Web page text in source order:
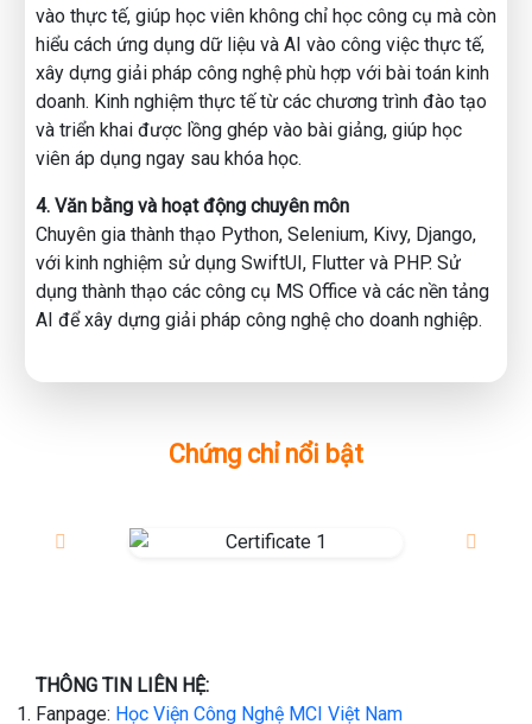
✅ Kết nối với cộng đồng những người trong cùng lĩnh vực,
nhận được sự giúp đỡ của người bạn đồng hành trên cùng
một con đường.
Đừng bỏ lỡ cơ hội được học hỏi và thử thách bản thân tại
👉🏻 Đăng ký tham gia ngay Số Giải Case 02: Tài Chính Kinh
Doanh để khám phá những giải pháp xử lý dữ liệu mới và
biến nó thành lợi thế cạnh tranh cho bạn và doanh nghiệp
của bạn.
vào thực tế, giúp học viên không chỉ học công cụ mà còn
hiểu cách ứng dụng dữ liệu và AI vào công việc thực tế,
xây dựng giải pháp công nghệ phù hợp với bài toán kinh
doanh. Kinh nghiệm thực tế từ các chương trình đào tạo
và triển khai được lồng ghép vào bài giảng, giúp học
viên áp dụng ngay sau khóa học.
4. Văn bằng và hoạt động chuyên môn
Chuyên gia thành thạo Python, Selenium, Kivy, Django,
với kinh nghiệm sử dụng SwiftUI, Flutter và PHP. Sử
dụng thành thạo các công cụ MS Office và các nền tảng
AI để xây dựng giải pháp công nghệ cho doanh nghiệp.
Chứng chỉ nổi bật
THÔNG TIN LIÊN HỆ:
Fanpage: Học Viện Công Nghệ MCI Việt Nam